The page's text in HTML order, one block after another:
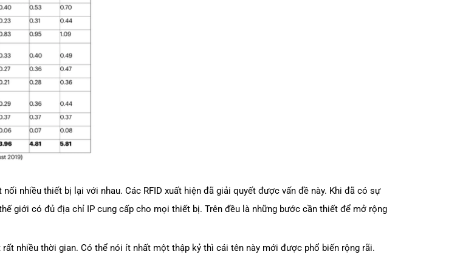
nhiều thiết bị lại với nhau. Các RFID xuất hiện đã giải quyết được vấn đề này. Khi đã có sự
giới có đủ địa chỉ IP cung cấp cho mọi thiết bị. Trên đều là những bước cần thiết để mở rộng
nhiều thời gian. Có thể nói ít nhất một thập kỷ thì cái tên này mới được phổ biến rộng rãi.